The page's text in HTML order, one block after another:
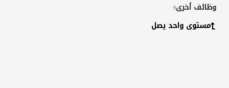
وظائف أخرى9
مستوى واحد يصل